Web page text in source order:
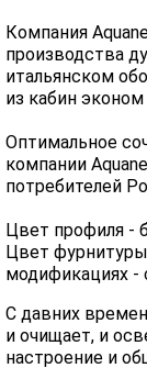
Компания
производства
итальянском
из кабин
Оптимальное
компании
потребителей
Цвет профиля -
Цвет
модификациях -
С давних
и очищает, и
настроение и